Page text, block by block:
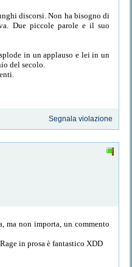
discorsi. Non ha bisogno di
Due piccole parole e il suo
in un applauso e lei in un
del secolo.
Segnala violazione
ma non importa, un commento
in prosa è fantastico XDD